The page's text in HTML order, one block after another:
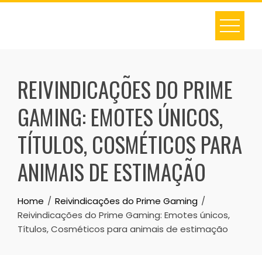
Skip
REIVINDICAÇÕES DO PRIME
GAMING: EMOTES ÚNICOS,
TÍTULOS, COSMÉTICOS PARA
ANIMAIS DE ESTIMAÇÃO
Home
Reivindicações do Prime Gaming
Reivindicações do Prime Gaming: Emotes únicos,
Títulos, Cosméticos para animais de estimação